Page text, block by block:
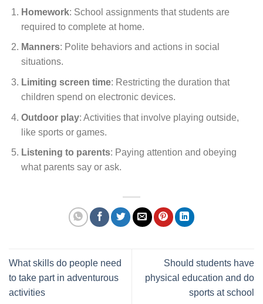
Homework: School assignments that students are
required to complete at home.
Manners: Polite behaviors and actions in social
situations.
Limiting screen time: Restricting the duration that
children spend on electronic devices.
Outdoor play: Activities that involve playing outside,
like sports or games.
Listening to parents: Paying attention and obeying
what parents say or ask.
What skills do people need
to take part in adventurous
activities
Should students have
physical education and do
sports at school